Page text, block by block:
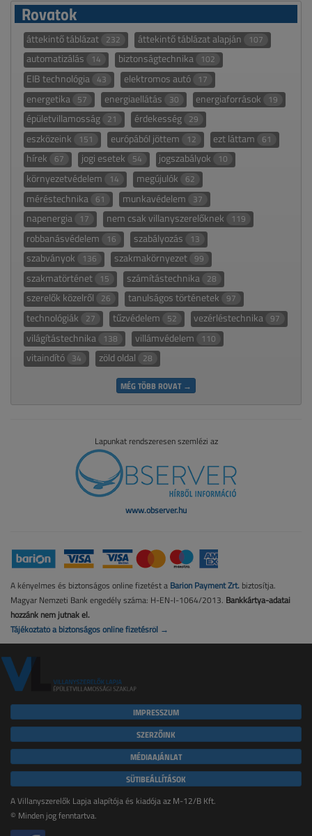
Rovatok
áttekintő táblázat 232 áttekintő táblázat alapján 107
automatizálás 14 biztonságtechnika 102
EIB technológia 43 elektromos autó 17
energetika 57 energiaellátás 30 energiaforrások 19
épületvillamosság 21 érdekesség 29
eszközeink 151 európából jöttem 12 ezt láttam 61
hírek 67 jogi esetek 54 jogszabályok 10
környezetvédelem 14 megújulók 62
méréstechnika 61 munkavédelem 37
napenergia 17 nem csak villanyszerelőknek 119
robbanásvédelem 16 szabályozás 13
szabványok 136 szakmakörnyezet 99
szakmatörténet 15 számítástechnika 28
szerelők közelről 26 tanulságos történetek 97
technológiák 27 tűzvédelem 52 vezérléstechnika 97
világítástechnika 138 villámvédelem 110
vitaindító 34 zöld oldal 28
MÉG TÖBB ROVAT →
Lapunkat rendszeresen szemlézi az
www.observer.hu
A kényelmes és biztonságos online fizetést a Barion Payment Zrt. biztosítja.
Magyar Nemzeti Bank engedély száma: H-EN-I-1064/2013. Bankkártya-adatai
hozzánk nem jutnak el.
Tájékoztató a biztonságos online fizetésről →
IMPRESSZUM
SZERZŐINK
MÉDIAAJÁNLAT
SÜTIBEÁLLÍTÁSOK
A Villanyszerelők Lapja alapítója és kiadója az M-12/B Kft.
© Minden jog fenntartva.